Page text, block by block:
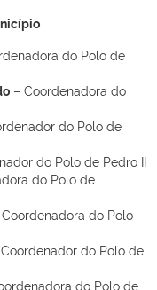
do Polo de
– Coordenadora do
do Polo de
do Polo de Pedro II
do Polo de
Coordenadora do Polo
do Polo de
do Polo de